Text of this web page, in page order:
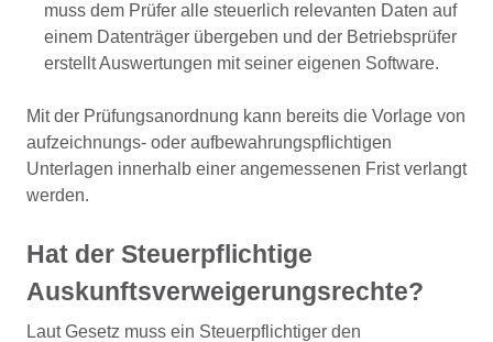
muss dem Prüfer alle steuerlich relevanten Daten auf
einem Datenträger übergeben und der Betriebsprüfer
erstellt Auswertungen mit seiner eigenen Software.
Mit der Prüfungsanordnung kann bereits die Vorlage von
aufzeichnungs- oder aufbewahrungspflichtigen
Unterlagen innerhalb einer angemessenen Frist verlangt
werden.
Hat der Steuerpflichtige
Auskunftsverweigerungsrechte?
Laut Gesetz muss ein Steuerpflichtiger den